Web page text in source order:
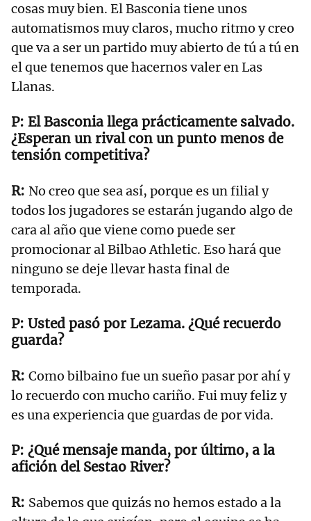
cosas muy bien. El Basconia tiene unos
automatismos muy claros, mucho ritmo y creo
que va a ser un partido muy abierto de tú a tú en
el que tenemos que hacernos valer en Las
Llanas.
El Basconia llega prácticamente salvado.
¿Esperan un rival con un punto menos de
tensión competitiva?
No creo que sea así, porque es un filial y
todos los jugadores se estarán jugando algo de
cara al año que viene como puede ser
promocionar al Bilbao Athletic. Eso hará que
ninguno se deje llevar hasta final de
temporada.
Usted pasó por Lezama. ¿Qué recuerdo
guarda?
Como bilbaino fue un sueño pasar por ahí y
lo recuerdo con mucho cariño. Fui muy feliz y
es una experiencia que guardas de por vida.
¿Qué mensaje manda, por último, a la
afición del Sestao River?
Sabemos que quizás no hemos estado a la